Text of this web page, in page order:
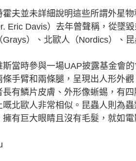
並未詳細說明這些所謂外星物
Eric Davis）去年曾聲稱，從墜
Grays）、北歐人（Nordics）、
時參與一場UAP披露基金會的
條手臂和兩條腿，呈現出人形外
長有鱗片皮膚、外形像蜥蜴，有
嘅北歐人非常相似。昆蟲人則為
擁有巨大眼睛且沒有毛髮，就如